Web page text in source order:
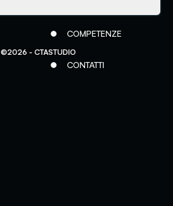
COMPETENZE
CONTATTI
©2026 - CTASTUDIO